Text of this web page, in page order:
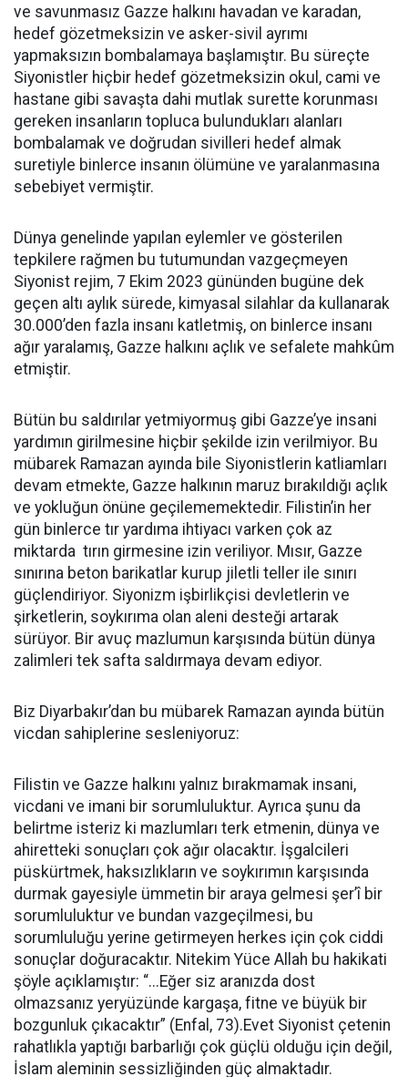
ve savunmasız Gazze halkını havadan ve karadan,
hedef gözetmeksizin ve asker-sivil ayrımı
yapmaksızın bombalamaya başlamıştır. Bu süreçte
Siyonistler hiçbir hedef gözetmeksizin okul, cami ve
hastane gibi savaşta dahi mutlak surette korunması
gereken insanların topluca bulundukları alanları
bombalamak ve doğrudan sivilleri hedef almak
suretiyle binlerce insanın ölümüne ve yaralanmasına
sebebiyet vermiştir.
Dünya genelinde yapılan eylemler ve gösterilen
tepkilere rağmen bu tutumundan vazgeçmeyen
Siyonist rejim, 7 Ekim 2023 gününden bugüne dek
geçen altı aylık sürede, kimyasal silahlar da kullanarak
30.000’den fazla insanı katletmiş, on binlerce insanı
ağır yaralamış, Gazze halkını açlık ve sefalete mahkûm
etmiştir.
Bütün bu saldırılar yetmiyormuş gibi Gazze’ye insani
yardımın girilmesine hiçbir şekilde izin verilmiyor. Bu
mübarek Ramazan ayında bile Siyonistlerin katliamları
devam etmekte, Gazze halkının maruz bırakıldığı açlık
ve yokluğun önüne geçilememektedir. Filistin’in her
gün binlerce tır yardıma ihtiyacı varken çok az
miktarda tırın girmesine izin veriliyor. Mısır, Gazze
sınırına beton barikatlar kurup jiletli teller ile sınırı
güçlendiriyor. Siyonizm işbirlikçisi devletlerin ve
şirketlerin, soykırıma olan aleni desteği artarak
sürüyor. Bir avuç mazlumun karşısında bütün dünya
zalimleri tek safta saldırmaya devam ediyor.
Biz Diyarbakır’dan bu mübarek Ramazan ayında bütün
vicdan sahiplerine sesleniyoruz:
Filistin ve Gazze halkını yalnız bırakmamak insani,
vicdani ve imani bir sorumluluktur. Ayrıca şunu da
belirtme isteriz ki mazlumları terk etmenin, dünya ve
ahiretteki sonuçları çok ağır olacaktır. İşgalcileri
püskürtmek, haksızlıkların ve soykırımın karşısında
durmak gayesiyle ümmetin bir araya gelmesi şer’î bir
sorumluluktur ve bundan vazgeçilmesi, bu
sorumluluğu yerine getirmeyen herkes için çok ciddi
sonuçlar doğuracaktır. Nitekim Yüce Allah bu hakikati
şöyle açıklamıştır: “...Eğer siz aranızda dost
olmazsanız yeryüzünde kargaşa, fitne ve büyük bir
bozgunluk çıkacaktır” (Enfal, 73).Evet Siyonist çetenin
rahatlıkla yaptığı barbarlığı çok güçlü olduğu için değil,
İslam aleminin sessizliğinden güç almaktadır.